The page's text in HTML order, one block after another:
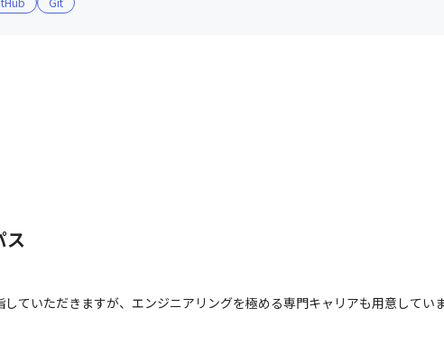
ス
していただきますが、エンジニアリングを極める専門キャリアも用意してい